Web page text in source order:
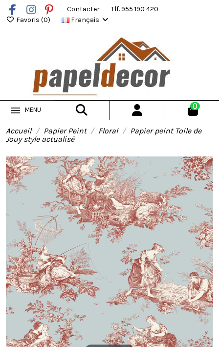
Contacter
Tlf. 955 190 420
Favoris (0) Français
MENU 0
Accueil Papier Peint Floral
Papier peint Toile de
Jouy style actualisé